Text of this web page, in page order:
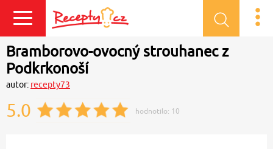
Přihlásit se
Bramborovo-ovocný strouhanec z
Podkrkonoší
autor: recepty73
5.0 hodnotilo: 10